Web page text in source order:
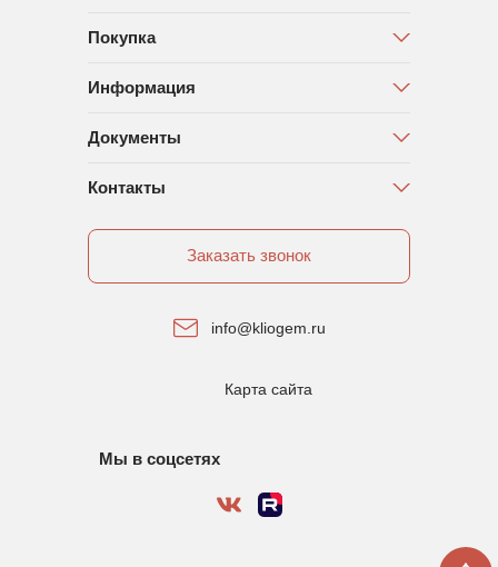
Покупка
Информация
Документы
Контакты
Заказать звонок
info@kliogem.ru
Карта сайта
Мы в соцсетях